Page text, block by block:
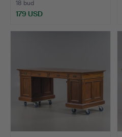
18 bud
179 USD